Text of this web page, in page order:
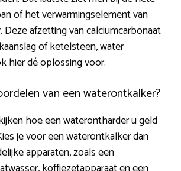
of het verwarmingselement van
afzetting van calciumcarbonaat
of ketelsteen, water
hier dé oplossing voor.
van een waterontkalker?
hoe een waterontharder u geld
je voor een waterontkalker dan
apparaten, zoals een